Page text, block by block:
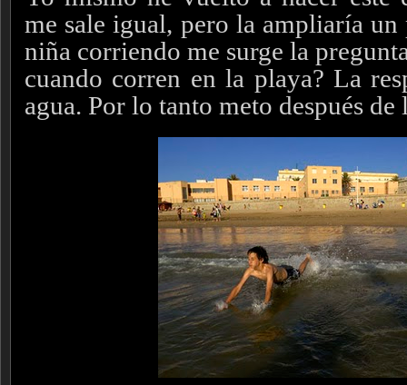
me sale igual, pero la ampliaría
niña corriendo me surge la
cuando corren en la playa? La
agua. Por lo tanto meto después de